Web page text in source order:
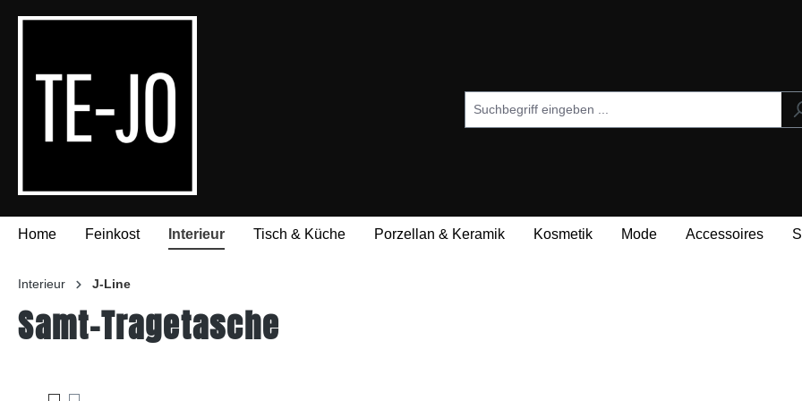
Zur Hauptnavigation springen
Home Feinkost Interieur Tisch & Küche Porzellan & Keramik Kosmetik Mode Accessoires
Interieur J-Line
Samt-Tragetasche